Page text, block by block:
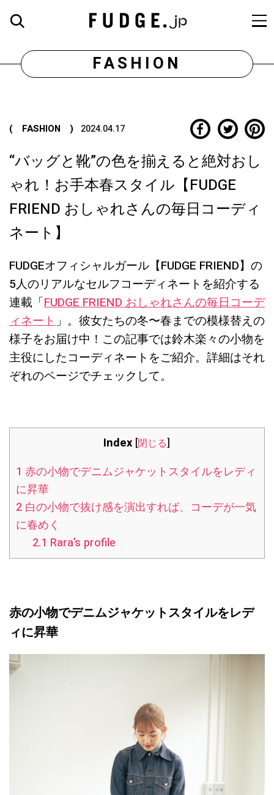
FASHION
( FASHION ) 2024.04.17
“バッグと靴”の色を揃えると絶対おし
ゃれ！お手本春スタイル【FUDGE
FRIEND おしゃれさんの毎日コーディ
ネート】
FUDGEオフィシャルガール【FUDGE FRIEND】の
5人のリアルなセルフコーディネートを紹介する
連載「FUDGE FRIEND おしゃれさんの毎日コーデ
ィネート」。彼女たちの冬〜春までの模様替えの
様子をお届け中！この記事では鈴木楽々の小物を
主役にしたコーディネートをご紹介。詳細はそれ
ぞれのページでチェックして。
Index [閉じる]
1 赤の小物でデニムジャケットスタイルをレディ
に昇華
2白の小物で抜け感を演出すれば、コーデが一気
に春めく
2.1 Rara’s profile
赤の小物でデニムジャケットスタイルをレデ
ィに昇華